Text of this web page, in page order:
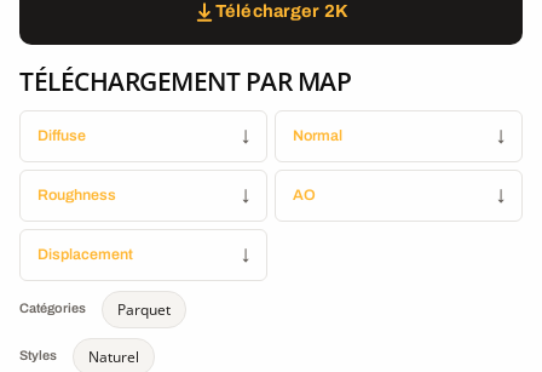
Télécharger 2K
TÉLÉCHARGEMENT PAR MAP
Diffuse ↓ Normal ↓
Roughness ↓ AO ↓
Displacement ↓
Catégories Parquet
Styles Naturel